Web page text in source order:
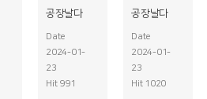
공장날다
Date
2024-01-
23
Hit 991
공장날다
Date
2024-01-
23
Hit 1020